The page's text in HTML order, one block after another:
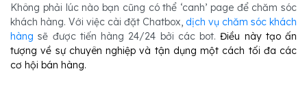
Không phải lúc nào bạn cũng có thể ‘canh’ page để chăm sóc
khách hàng. Với việc cài đặt Chatbox, dịch vụ chăm sóc khách
hàng sẽ được tiến hàng 24/24 bởi các bot.Điều này tạo ấn
tượng về sự chuyên nghiệp và tận dụng một cách tối đa các
cơ hội bán hàng.